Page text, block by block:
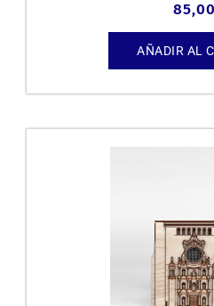
85,00
AÑADIR AL